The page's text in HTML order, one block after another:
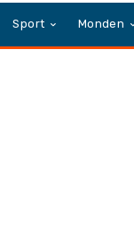
Sport Monden